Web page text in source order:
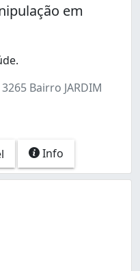
em
Bairro JARDIM
Info